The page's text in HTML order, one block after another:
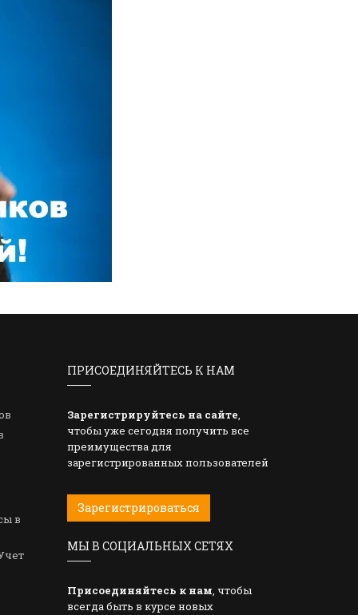
в
ПРИСОЕДИНЯЙТЕСЬ К НАМ
Зарегистрируйтесь на сайте,
чтобы уже сегодня получить все
преимущества для
зарегистрированных пользователей
Зарегистрироваться
МЫ В СОЦИАЛЬНЫХ СЕТЯХ
Присоединяйтесь к нам, чтобы
всегда быть в курсе новых